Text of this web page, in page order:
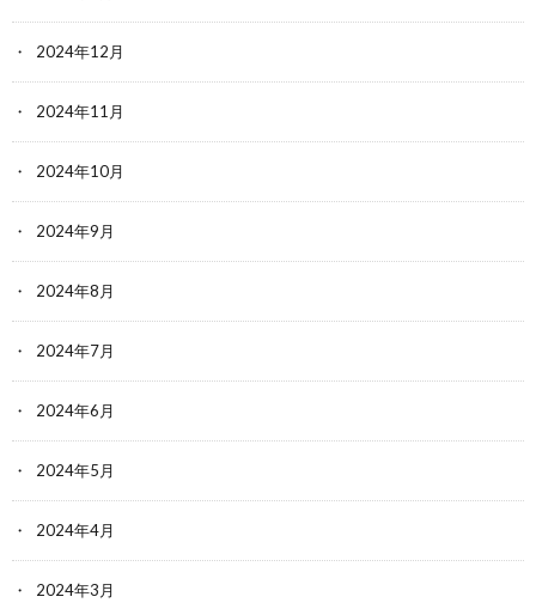
2024年12月
2024年11月
2024年10月
2024年9月
2024年8月
2024年7月
2024年6月
2024年5月
2024年4月
2024年3月